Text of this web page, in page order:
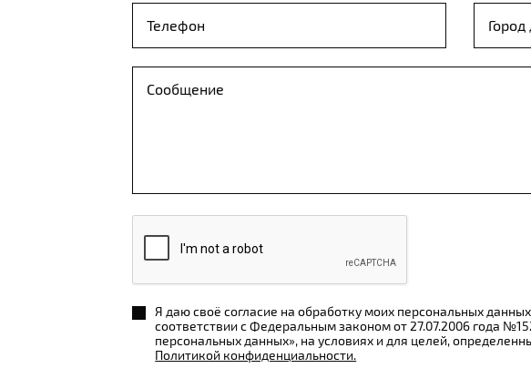
Я даю своё согласие на обработку моих персональных
соответствии с Федеральным законом от 27.07.2006 года
персональных данных», на условиях и для целей,
Политикой конфиденциальности.